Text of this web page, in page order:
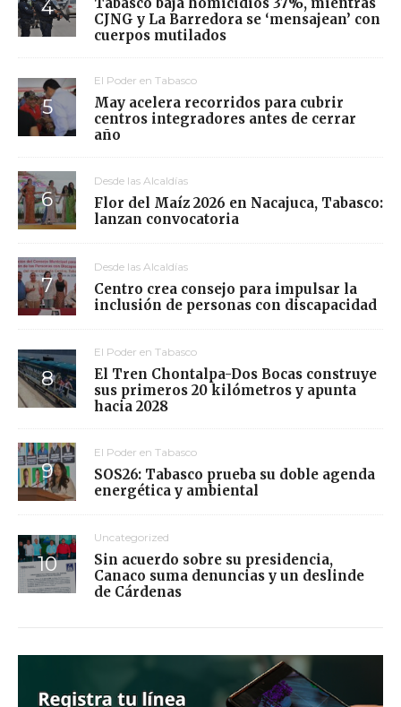
CJNG y La Barredora se ‘mensajean’ con
cuerpos mutilados
El Poder en Tabasco
May acelera recorridos para cubrir
centros integradores antes de cerrar
año
Desde las Alcaldías
Flor del Maíz 2026 en Nacajuca, Tabasco:
lanzan convocatoria
Desde las Alcaldías
Centro crea consejo para impulsar la
inclusión de personas con discapacidad
El Poder en Tabasco
El Tren Chontalpa-Dos Bocas construye
sus primeros 20 kilómetros y apunta
hacia 2028
El Poder en Tabasco
SOS26: Tabasco prueba su doble agenda
energética y ambiental
Uncategorized
Sin acuerdo sobre su presidencia,
Canaco suma denuncias y un deslinde
de Cárdenas